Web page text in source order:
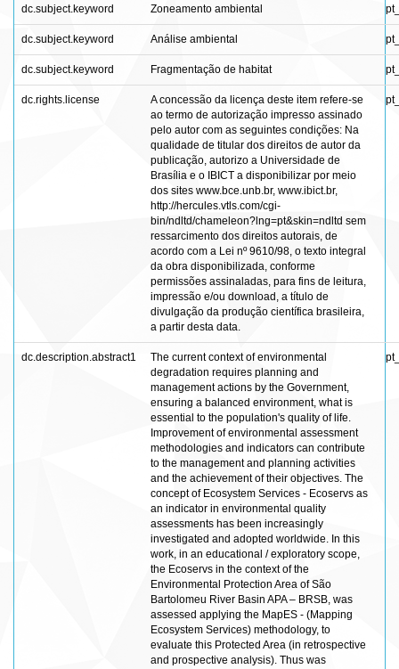
dc.subject.keyword Zoneamento ambiental
dc.subject.keyword Análise ambiental
dc.subject.keyword Fragmentação de habitat
dc.rights.license
A concessão da licença deste item refere-se
ao termo de autorização impresso assinado
pelo autor com as seguintes condições: Na
qualidade de titular dos direitos de autor da
publicação, autorizo a Universidade de
Brasília e o IBICT a disponibilizar por meio
dos sites www.bce.unb.br, www.ibict.br,
http://hercules.vtls.com/cgi-
bin/ndltd/chameleon?lng=pt&skin=ndltd sem
ressarcimento dos direitos autorais, de
acordo com a Lei nº 9610/98, o texto integral
da obra disponibilizada, conforme
permissões assinaladas, para fins de leitura,
impressão e/ou download, a título de
divulgação da produção científica brasileira,
a partir desta data.
dc.description.abstract1
The current context of environmental
degradation requires planning and
management actions by the Government,
ensuring a balanced environment, what is
essential to the population's quality of life.
Improvement of environmental assessment
methodologies and indicators can contribute
to the management and planning activities
and the achievement of their objectives. The
concept of Ecosystem Services - Ecoservs as
an indicator in environmental quality
assessments has been increasingly
investigated and adopted worldwide. In this
work, in an educational / exploratory scope,
the Ecoservs in the context of the
Environmental Protection Area of São
Bartolomeu River Basin APA – BRSB, was
assessed applying the MapES - (Mapping
Ecosystem Services) methodology, to
evaluate this Protected Area (in retrospective
and prospective analysis). Thus was